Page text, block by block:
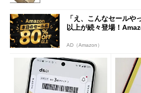
「え、こんなセールや
以上が続々登場！
AD（Amazon）